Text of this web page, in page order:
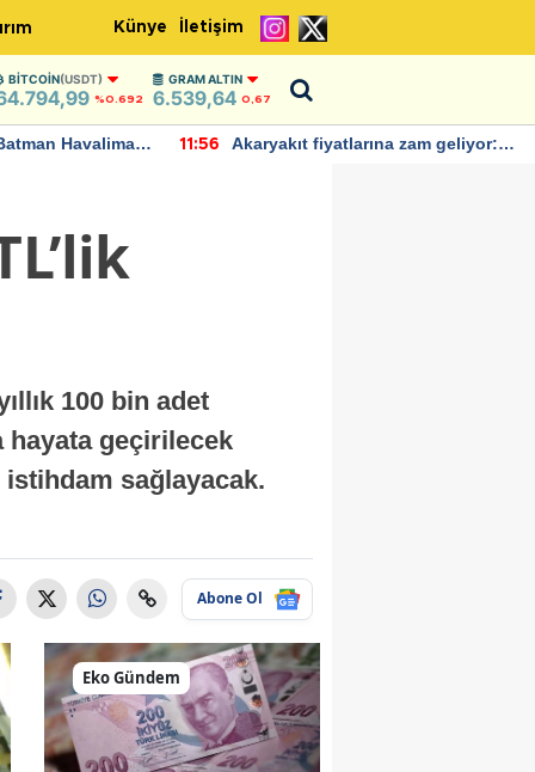
Künye İletişim
BITCOIN(USDT)
%0.692
GRAM ALTIN
6.539,64 0,67
Havalimanı
11:56
Akaryakıt fiyatlarına zam geliyor:
100 bin adet
hayata geçirilecek
sağlayacak.
Abone Ol
Eko Gündem